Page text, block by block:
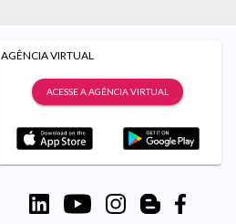
AGÊNCIA VIRTUAL
ACESSE A AGÊNCIA VIRTUAL